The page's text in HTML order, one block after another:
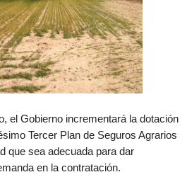
el Gobierno incrementará la dotación
Tercer Plan de Seguros Agrarios
que sea adecuada para dar
en la contratación.